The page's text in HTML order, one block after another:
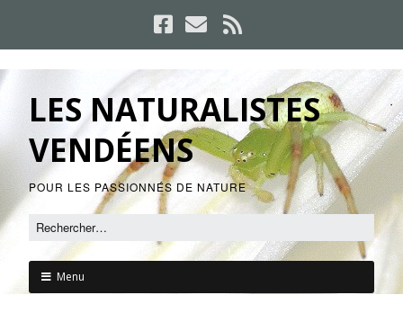
LES NATURALISTES
VENDÉENS
POUR LES PASSIONNÉS DE NATURE
Menu